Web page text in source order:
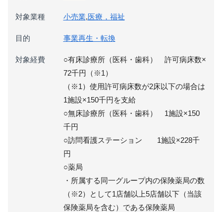
対象業種 小売業,医療，福祉
目的 事業再生・転換
対象経費
○有床診療所（医科・歯科） 許可病床数×
72千円（※1）
（※1）使用許可病床数が2床以下の場合は
1施設×150千円を支給
○無床診療所（医科・歯科） 1施設×150
千円
○訪問看護ステーション 1施設×228千
円
○薬局
・所属する同一グループ内の保険薬局の数
（※2）として1店舗以上5店舗以下（当該
保険薬局を含む）である保険薬局